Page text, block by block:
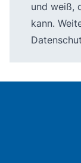
und weiß,
kann.